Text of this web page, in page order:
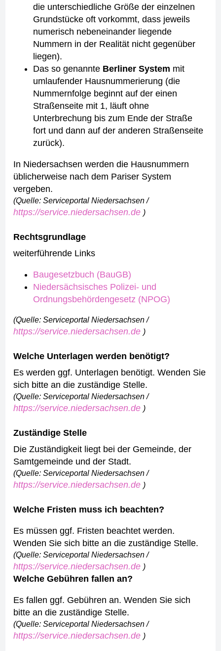
die unterschiedliche Größe der einzelnen
Grundstücke oft vorkommt, dass jeweils
numerisch nebeneinander liegende
Nummern in der Realität nicht gegenüber
liegen).
Das so genannte Berliner System mit
umlaufender Hausnummerierung (die
Nummernfolge beginnt auf der einen
Straßenseite mit 1, läuft ohne
Unterbrechung bis zum Ende der Straße
fort und dann auf der anderen Straßenseite
zurück).
In Niedersachsen werden die Hausnummern
üblicherweise nach dem Pariser System
vergeben.
(Quelle: Serviceportal Niedersachsen /
https://service.niedersachsen.de )
Rechtsgrundlage
weiterführende Links
Baugesetzbuch (BauGB)
Niedersächsisches Polizei- und
Ordnungsbehördengesetz (NPOG)
(Quelle: Serviceportal Niedersachsen /
https://service.niedersachsen.de )
Welche Unterlagen werden benötigt?
Es werden ggf. Unterlagen benötigt. Wenden Sie
sich bitte an die zuständige Stelle.
(Quelle: Serviceportal Niedersachsen /
https://service.niedersachsen.de )
Zuständige Stelle
Die Zuständigkeit liegt bei der Gemeinde, der
Samtgemeinde und der Stadt.
(Quelle: Serviceportal Niedersachsen /
https://service.niedersachsen.de )
Welche Fristen muss ich beachten?
Es müssen ggf. Fristen beachtet werden.
Wenden Sie sich bitte an die zuständige Stelle.
(Quelle: Serviceportal Niedersachsen /
https://service.niedersachsen.de )
Welche Gebühren fallen an?
Es fallen ggf. Gebühren an. Wenden Sie sich
bitte an die zuständige Stelle.
(Quelle: Serviceportal Niedersachsen /
https://service.niedersachsen.de )